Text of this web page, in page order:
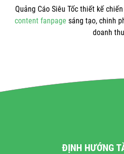
Quảng Cáo Siêu Tốc thiết kế
content fanpage sáng tạo, chinh
doanh
ĐỊNH HƯỚNG